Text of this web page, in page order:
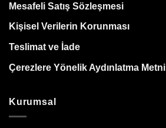
Mesafeli Satış Sözleşmesi
Kişisel Verilerin Korunması
Teslimat ve İade
Çerezlere Yönelik Aydınlatma Metni
Kurumsal